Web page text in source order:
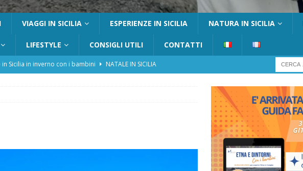
VIAGGI IN SICILIA ESPERIENZE IN SICILIA NATURA IN SICILIA
LIFESTYLE CONSIGLI UTILI CONTATTI
in Sicilia in inverno con i bambini
NATALE IN SICILIA